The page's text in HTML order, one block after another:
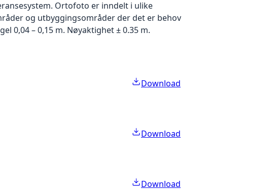
Ortofoto er inndelt i ulike
og utbyggingsområder der det er behov
0,04 – 0,15 m. Nøyaktighet ± 0.35 m.
Download
Download
Download